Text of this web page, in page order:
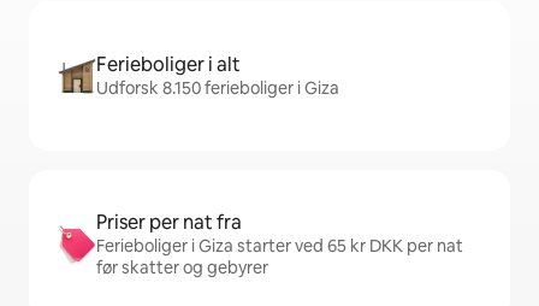
Ferieboliger i alt
Udforsk 8.150 ferieboliger i Giza
Priser per nat fra
Ferieboliger i Giza starter ved 65 kr DKK per nat
før skatter og gebyrer